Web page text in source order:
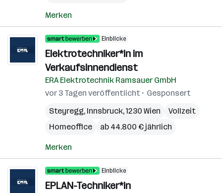
Merken
Einblicke
Elektrotechniker*in im
Verkaufsinnendienst
ERA Elektrotechnik Ramsauer GmbH
vor 3 Tagen veröffentlicht
Gesponsert
Steyregg, Innsbruck,1230 Wien
Vollzeit
Homeoffice
ab 44.800 € jährlich
Merken
Einblicke
EPLAN-Techniker*in